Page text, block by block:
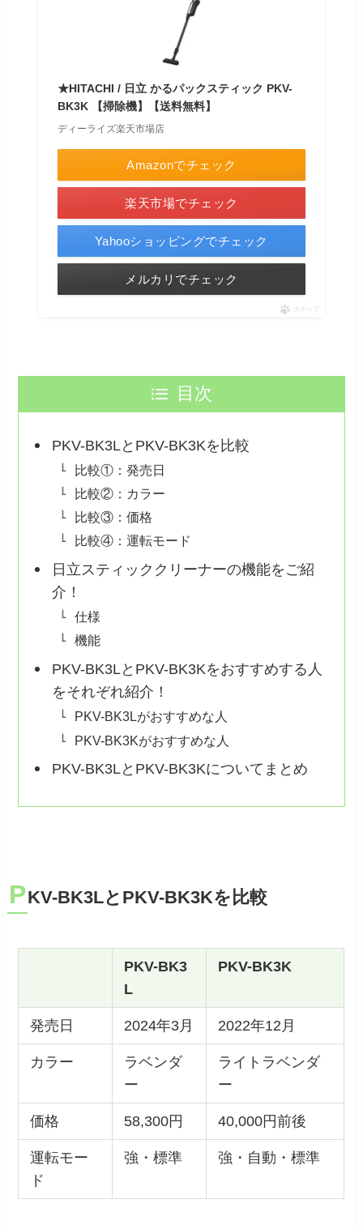
★HITACHI / 日立 かるパックスティック PKV-
BK3K 【掃除機】【送料無料】
ディーライズ楽天市場店
Amazonでチェック
楽天市場でチェック
Yahooショッピングでチェック
メルカリでチェック
ポチップ
目次
PKV-BK3LとPKV-BK3Kを比較
比較①：発売日
比較②：カラー
比較③：価格
比較④：運転モード
日立スティッククリーナーの機能をご紹
介！
仕様
機能
PKV-BK3LとPKV-BK3Kをおすすめする人
をそれぞれ紹介！
PKV-BK3Lがおすすめな人
PKV-BK3Kがおすすめな人
PKV-BK3LとPKV-BK3Kについてまとめ
PKV-BK3LとPKV-BK3Kを比較
PKV-BK3
L
PKV-BK3K
発売日 2024年3月 2022年12月
カラー
ラベンダ
ー
ライトラベンダ
ー
価格 58,300円 40,000円前後
運転モー
ド
強・標準 強・自動・標準